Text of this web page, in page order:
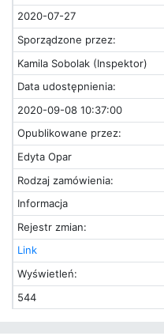
2020-07-27
Sporządzone przez:
Kamila Sobolak (Inspektor)
Data udostępnienia:
2020-09-08 10:37:00
Opublikowane przez:
Edyta Opar
Rodzaj zamówienia:
Informacja
Rejestr zmian:
Link
Wyświetleń:
544